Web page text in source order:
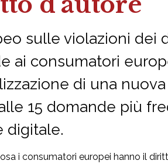
sulle violazioni dei
ai consumatori
di una
15 domande più
digitale.
i consumatori europei hanno il